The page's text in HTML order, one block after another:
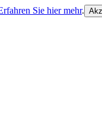
Sie hier mehr.